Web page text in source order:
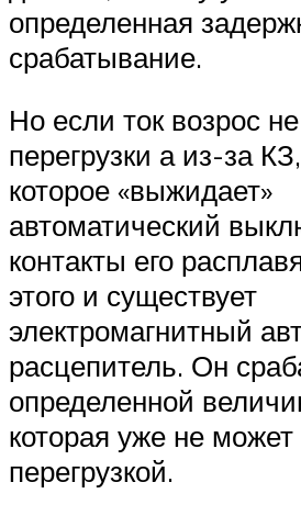
определенная
срабатывание.
Но если ток возрос
перегрузки а из-за
которое «выжидает»
автоматический
контакты его
этого и существует
электромагнитный
расцепитель. Он
определенной
которая уже не
перегрузкой.